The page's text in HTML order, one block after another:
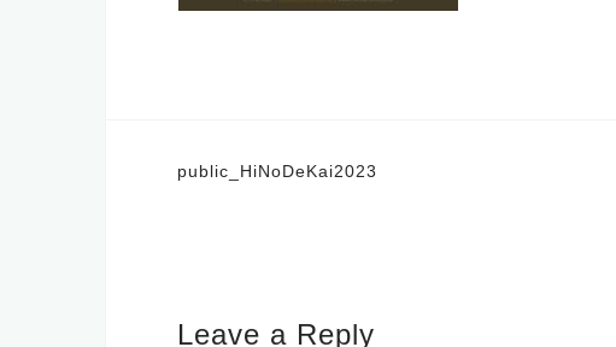
Post
public_HiNoDeKai2023
Leave a Reply